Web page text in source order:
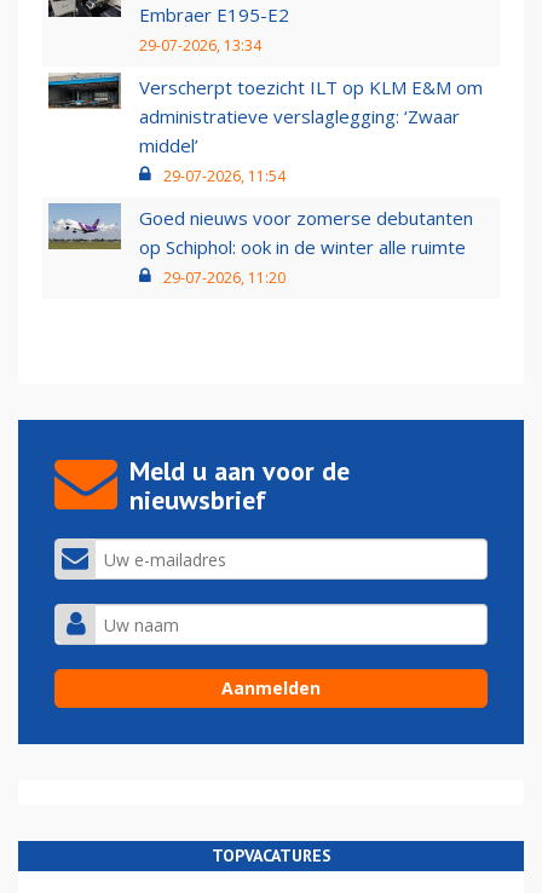
Embraer E195-E2
29-07-2026, 13:34
Verscherpt toezicht ILT op KLM E&M om
administratieve verslaglegging: ‘Zwaar
middel’
29-07-2026, 11:54
Goed nieuws voor zomerse debutanten
op Schiphol: ook in de winter alle ruimte
29-07-2026, 11:20
Meld u aan voor de
nieuwsbrief
TOPVACATURES